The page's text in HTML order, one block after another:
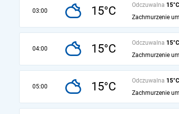
03:00 15°C Odczuwalna 15°C
Zachmurzenie
04:00 15°C Odczuwalna 15°C
Zachmurzenie
05:00 15°C Odczuwalna 15°C
Zachmurzenie